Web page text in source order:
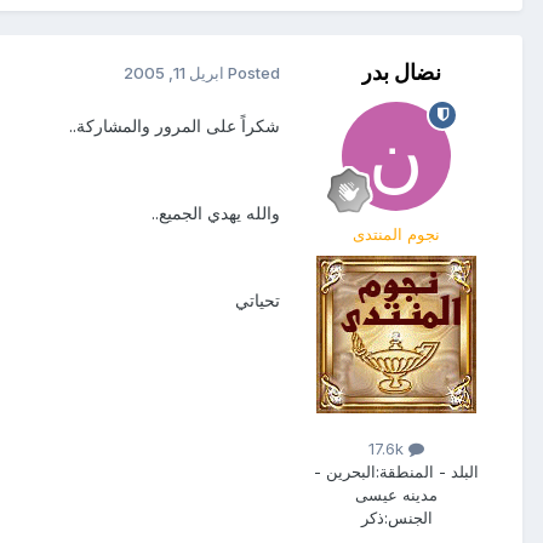
نضال بدر
نجوم المنتدى
البلد - المنطقة:البحرين -
مدينه عيسى
الجنس:ذكر
Posted ابريل 11, 2005
شكراً على المرور والمشاركة..
والله يهدي الجميع..
تحياتي